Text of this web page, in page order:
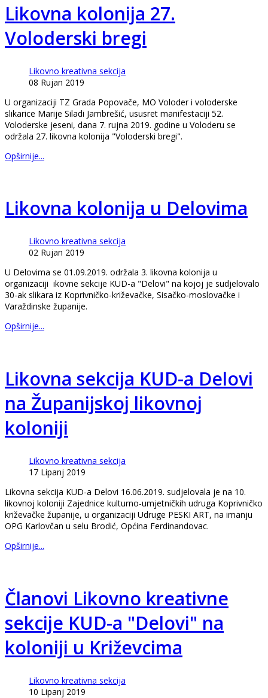
Likovna kolonija 27.
Voloderski bregi
Likovno kreativna sekcija
08 Rujan 2019
U organizaciji TZ Grada Popovače, MO Voloder i voloderske
slikarice Marije Siladi Jambrešić, ususret manifestaciji 52.
Voloderske jeseni, dana 7. rujna 2019. godine u Voloderu se
održala 27. likovna kolonija "Voloderski bregi".
Opširnije...
Likovna kolonija u Delovima
Likovno kreativna sekcija
02 Rujan 2019
U Delovima se 01.09.2019. održala 3. likovna kolonija u
organizaciji ikovne sekcije KUD-a "Delovi" na kojoj je sudjelovalo
30-ak slikara iz Koprivničko-križevačke, Sisačko-moslovačke i
Varaždinske županije.
Opširnije...
Likovna sekcija KUD-a Delovi
na Županijskoj likovnoj
koloniji
Likovno kreativna sekcija
17 Lipanj 2019
Likovna sekcija KUD-a Delovi 16.06.2019. sudjelovala je na 10.
likovnoj koloniji Zajednice kulturno-umjetničkih udruga Koprivničko
križevačke županije, u organizaciji Udruge PESKI ART, na imanju
OPG Karlovčan u selu Brodić, Općina Ferdinandovac.
Opširnije...
Članovi Likovno kreativne
sekcije KUD-a "Delovi" na
koloniji u Križevcima
Likovno kreativna sekcija
10 Lipanj 2019